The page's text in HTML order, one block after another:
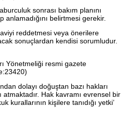
sonrası bakım planını
anlamadığını belirtmesi gerekir.
reddetmesi veya önerilere
sonuçlardan kendisi sorumludur.
Yönetmeliği resmi gazete
dolayı doğuştan bazı hakları
atmaktadır. Hak kavramı evrensel bir
kurallarının kişilere tanıdığı yetki’